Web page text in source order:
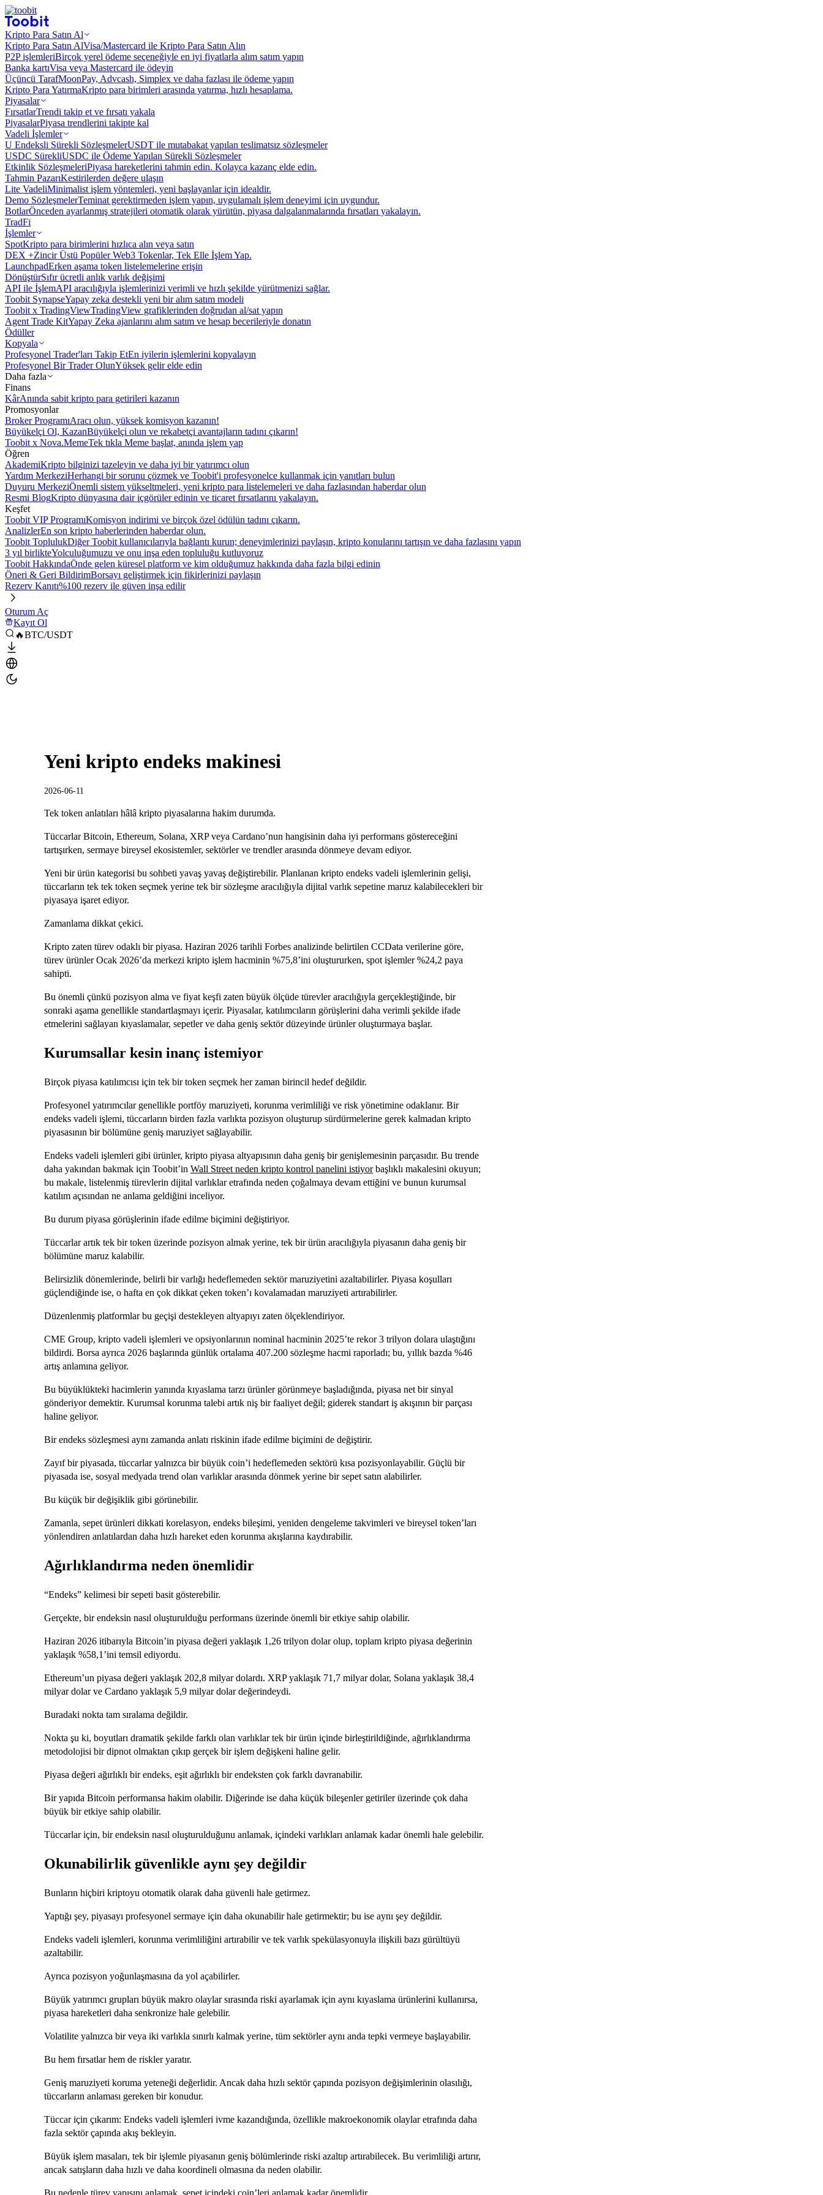
Kripto Para Satın Al
Kripto Para Satın AlVisa/Mastercard ile Kripto Para Satın Alın
P2P işlemleriBirçok yerel ödeme seçeneğiyle en iyi fiyatlarla alım satım yapın
Banka kartıVisa veya Mastercard ile ödeyin
Üçüncü TarafMoonPay, Advcash, Simplex ve daha fazlası ile ödeme yapın
Kripto Para YatırmaKripto para birimleri arasında yatırma, hızlı hesaplama.
Piyasalar
FırsatlarTrendi takip et ve fırsatı yakala
PiyasalarPiyasa trendlerini takipte kal
Vadeli İşlemler
U Endeksli Sürekli SözleşmelerUSDT ile mutabakat yapılan teslimatsız sözleşmeler
USDC SürekliUSDC ile Ödeme Yapılan Sürekli Sözleşmeler
Etkinlik SözleşmeleriPiyasa hareketlerini tahmin edin. Kolayca kazanç elde edin.
Tahmin PazarıKestirilerden değere ulaşın
Lite VadeliMinimalist işlem yöntemleri, yeni başlayanlar için idealdir.
Demo SözleşmelerTeminat gerektirmeden işlem yapın, uygulamalı işlem deneyimi için uygundur.
BotlarÖnceden ayarlanmış stratejileri otomatik olarak yürütün, piyasa dalgalanmalarında fırsatları yakalayın.
TradFi
İşlemler
SpotKripto para birimlerini hızlıca alın veya satın
DEX +Zincir Üstü Popüler Web3 Tokenlar, Tek Elle İşlem Yap.
LaunchpadErken aşama token listelemelerine erişin
DönüştürSıfır ücretli anlık varlık değişimi
API ile İşlemAPI aracılığıyla işlemlerinizi verimli ve hızlı şekilde yürütmenizi sağlar.
Toobit SynapseYapay zeka destekli yeni bir alım satım modeli
Toobit x TradingViewTradingView grafiklerinden doğrudan al/sat yapın
Agent Trade KitYapay Zeka ajanlarını alım satım ve hesap becerileriyle donatın
Ödüller
Kopyala
Profesyonel Trader'ları Takip EtEn iyilerin işlemlerini kopyalayın
Profesyonel Bir Trader OlunYüksek gelir elde edin
Daha fazla
Finans
KârAnında sabit kripto para getirileri kazanın
Promosyonlar
Broker ProgramıAracı olun, yüksek komisyon kazanın!
Büyükelçi Ol, KazanBüyükelçi olun ve rekabetçi avantajların tadını çıkarın!
Toobit x Nova.MemeTek tıkla Meme başlat, anında işlem yap
Öğren
AkademiKripto bilginizi tazeleyin ve daha iyi bir yatırımcı olun
Yardım MerkeziHerhangi bir sorunu çözmek ve Toobit'i profesyonelce kullanmak için yanıtları bulun
Duyuru MerkeziÖnemli sistem yükseltmeleri, yeni kripto para listelemeleri ve daha fazlasından haberdar olun
Resmi BlogKripto dünyasına dair içgörüler edinin ve ticaret fırsatlarını yakalayın.
Keşfet
Toobit VIP ProgramıKomisyon indirimi ve birçok özel ödülün tadını çıkarın.
AnalizlerEn son kripto haberlerinden haberdar olun.
Toobit ToplulukDiğer Toobit kullanıcılarıyla bağlantı kurun; deneyimlerinizi paylaşın, kripto konularını tartışın ve daha fazlasını yapın
3 yıl birlikteYolculuğumuzu ve onu inşa eden topluluğu kutluyoruz
Toobit HakkındaÖnde gelen küresel platform ve kim olduğumuz hakkında daha fazla bilgi edinin
Öneri & Geri BildirimBorsayı geliştirmek için fikirlerinizi paylaşın
Rezerv Kanıtı%100 rezerv ile güven inşa edilir
Oturum Aç
Kayıt Ol
🔥BTC/USDT
Yeni kripto endeks makinesi
2026-06-11
Tek token anlatıları hâlâ kripto piyasalarına hakim durumda.
Tüccarlar Bitcoin, Ethereum, Solana, XRP veya Cardano’nun hangisinin daha iyi performans göstereceğini
tartışırken, sermaye bireysel ekosistemler, sektörler ve trendler arasında dönmeye devam ediyor.
Yeni bir ürün kategorisi bu sohbeti yavaş yavaş değiştirebilir. Planlanan kripto endeks vadeli işlemlerinin gelişi,
tüccarların tek tek token seçmek yerine tek bir sözleşme aracılığıyla dijital varlık sepetine maruz kalabilecekleri bir
piyasaya işaret ediyor.
Zamanlama dikkat çekici.
Kripto zaten türev odaklı bir piyasa. Haziran 2026 tarihli Forbes analizinde belirtilen CCData verilerine göre,
türev ürünler Ocak 2026’da merkezi kripto işlem hacminin %75,8’ini oluştururken, spot işlemler %24,2 paya
sahipti.
Bu önemli çünkü pozisyon alma ve fiyat keşfi zaten büyük ölçüde türevler aracılığıyla gerçekleştiğinde, bir
sonraki aşama genellikle standartlaşmayı içerir. Piyasalar, katılımcıların görüşlerini daha verimli şekilde ifade
etmelerini sağlayan kıyaslamalar, sepetler ve daha geniş sektör düzeyinde ürünler oluşturmaya başlar.
Kurumsallar kesin inanç istemiyor
Birçok piyasa katılımcısı için tek bir token seçmek her zaman birincil hedef değildir.
Profesyonel yatırımcılar genellikle portföy maruziyeti, korunma verimliliği ve risk yönetimine odaklanır. Bir
endeks vadeli işlemi, tüccarların birden fazla varlıkta pozisyon oluşturup sürdürmelerine gerek kalmadan kripto
piyasasının bir bölümüne geniş maruziyet sağlayabilir.
Endeks vadeli işlemleri gibi ürünler, kripto piyasa altyapısının daha geniş bir genişlemesinin parçasıdır. Bu trende
daha yakından bakmak için Toobit’in Wall Street neden kripto kontrol panelini istiyorbaşlıklı makalesini okuyun;
bu makale, listelenmiş türevlerin dijital varlıklar etrafında neden çoğalmaya devam ettiğini ve bunun kurumsal
katılım açısından ne anlama geldiğini inceliyor.
Bu durum piyasa görüşlerinin ifade edilme biçimini değiştiriyor.
Tüccarlar artık tek bir token üzerinde pozisyon almak yerine, tek bir ürün aracılığıyla piyasanın daha geniş bir
bölümüne maruz kalabilir.
Belirsizlik dönemlerinde, belirli bir varlığı hedeflemeden sektör maruziyetini azaltabilirler. Piyasa koşulları
güçlendiğinde ise, o hafta en çok dikkat çeken token’ı kovalamadan maruziyeti artırabilirler.
Düzenlenmiş platformlar bu geçişi destekleyen altyapıyı zaten ölçeklendiriyor.
CME Group, kripto vadeli işlemleri ve opsiyonlarının nominal hacminin 2025’te rekor 3 trilyon dolara ulaştığını
bildirdi. Borsa ayrıca 2026 başlarında günlük ortalama 407.200 sözleşme hacmi raporladı; bu, yıllık bazda %46
artış anlamına geliyor.
Bu büyüklükteki hacimlerin yanında kıyaslama tarzı ürünler görünmeye başladığında, piyasa net bir sinyal
gönderiyor demektir. Kurumsal korunma talebi artık niş bir faaliyet değil; giderek standart iş akışının bir parçası
haline geliyor.
Bir endeks sözleşmesi aynı zamanda anlatı riskinin ifade edilme biçimini de değiştirir.
Zayıf bir piyasada, tüccarlar yalnızca bir büyük coin’i hedeflemeden sektörü kısa pozisyonlayabilir. Güçlü bir
piyasada ise, sosyal medyada trend olan varlıklar arasında dönmek yerine bir sepet satın alabilirler.
Bu küçük bir değişiklik gibi görünebilir.
Zamanla, sepet ürünleri dikkati korelasyon, endeks bileşimi, yeniden dengeleme takvimleri ve bireysel token’ları
yönlendiren anlatılardan daha hızlı hareket eden korunma akışlarına kaydırabilir.
Ağırlıklandırma neden önemlidir
“Endeks” kelimesi bir sepeti basit gösterebilir.
Gerçekte, bir endeksin nasıl oluşturulduğu performans üzerinde önemli bir etkiye sahip olabilir.
Haziran 2026 itibarıyla Bitcoin’in piyasa değeri yaklaşık 1,26 trilyon dolar olup, toplam kripto piyasa değerinin
yaklaşık %58,1’ini temsil ediyordu.
Ethereum’un piyasa değeri yaklaşık 202,8 milyar dolardı. XRP yaklaşık 71,7 milyar dolar, Solana yaklaşık 38,4
milyar dolar ve Cardano yaklaşık 5,9 milyar dolar değerindeydi.
Buradaki nokta tam sıralama değildir.
Nokta şu ki, boyutları dramatik şekilde farklı olan varlıklar tek bir ürün içinde birleştirildiğinde, ağırlıklandırma
metodolojisi bir dipnot olmaktan çıkıp gerçek bir işlem değişkeni haline gelir.
Piyasa değeri ağırlıklı bir endeks, eşit ağırlıklı bir endeksten çok farklı davranabilir.
Bir yapıda Bitcoin performansa hakim olabilir. Diğerinde ise daha küçük bileşenler getiriler üzerinde çok daha
büyük bir etkiye sahip olabilir.
Tüccarlar için, bir endeksin nasıl oluşturulduğunu anlamak, içindeki varlıkları anlamak kadar önemli hale gelebilir.
Okunabilirlik güvenlikle aynı şey değildir
Bunların hiçbiri kriptoyu otomatik olarak daha güvenli hale getirmez.
Yaptığı şey, piyasayı profesyonel sermaye için daha okunabilir hale getirmektir; bu ise aynı şey değildir.
Endeks vadeli işlemleri, korunma verimliliğini artırabilir ve tek varlık spekülasyonuyla ilişkili bazı gürültüyü
azaltabilir.
Ayrıca pozisyon yoğunlaşmasına da yol açabilirler.
Büyük yatırımcı grupları büyük makro olaylar sırasında riski ayarlamak için aynı kıyaslama ürünlerini kullanırsa,
piyasa hareketleri daha senkronize hale gelebilir.
Volatilite yalnızca bir veya iki varlıkla sınırlı kalmak yerine, tüm sektörler aynı anda tepki vermeye başlayabilir.
Bu hem fırsatlar hem de riskler yaratır.
Geniş maruziyeti koruma yeteneği değerlidir. Ancak daha hızlı sektör çapında pozisyon değişimlerinin olasılığı,
tüccarların anlaması gereken bir konudur.
Tüccar için çıkarım: Endeks vadeli işlemleri ivme kazandığında, özellikle makroekonomik olaylar etrafında daha
fazla sektör çapında akış bekleyin.
Büyük işlem masaları, tek bir işlemle piyasanın geniş bölümlerinde riski azaltıp artırabilecek. Bu verimliliği artırır,
ancak satışların daha hızlı ve daha koordineli olmasına da neden olabilir.
Bu nedenle türev yapısını anlamak, sepet içindeki coin’leri anlamak kadar önemlidir.